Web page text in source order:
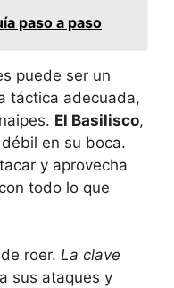
paso a paso
puede ser un
táctica adecuada,
El Basilisco,
en su boca.
y aprovecha
todo lo que
roer. La clave
sus ataques y